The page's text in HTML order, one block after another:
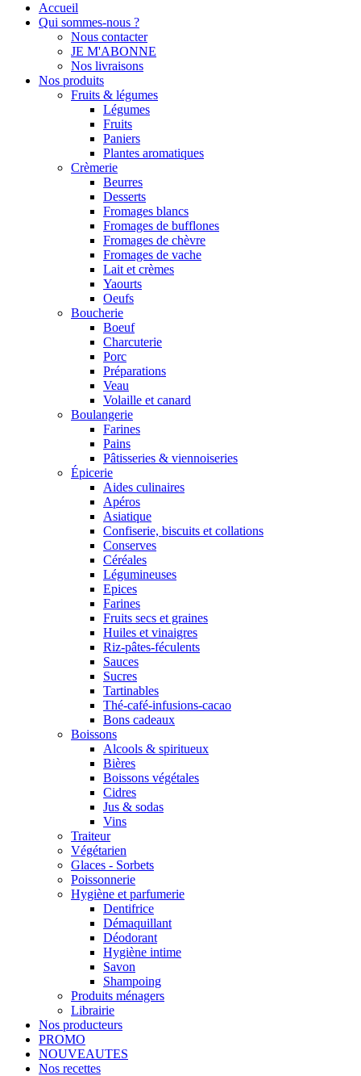
Accueil
Qui sommes-nous ?
Nous contacter
JE M'ABONNE
Nos livraisons
Nos produits
Fruits & légumes
Légumes
Fruits
Paniers
Plantes aromatiques
Crèmerie
Beurres
Desserts
Fromages blancs
Fromages de bufflones
Fromages de chèvre
Fromages de vache
Lait et crèmes
Yaourts
Oeufs
Boucherie
Boeuf
Charcuterie
Porc
Préparations
Veau
Volaille et canard
Boulangerie
Farines
Pains
Pâtisseries & viennoiseries
Épicerie
Aides culinaires
Apéros
Asiatique
Confiserie, biscuits et collations
Conserves
Céréales
Légumineuses
Epices
Farines
Fruits secs et graines
Huiles et vinaigres
Riz-pâtes-féculents
Sauces
Sucres
Tartinables
Thé-café-infusions-cacao
Bons cadeaux
Boissons
Alcools & spiritueux
Bières
Boissons végétales
Cidres
Jus & sodas
Vins
Traiteur
Végétarien
Glaces - Sorbets
Poissonnerie
Hygiène et parfumerie
Dentifrice
Démaquillant
Déodorant
Hygiène intime
Savon
Shampoing
Produits ménagers
Librairie
Nos producteurs
PROMO
NOUVEAUTES
Nos recettes